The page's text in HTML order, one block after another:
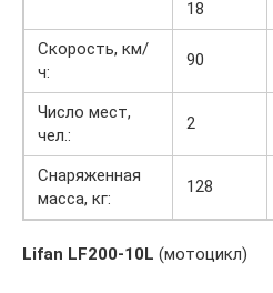
18
Скорость, км/
ч:
90
Число мест,
чел.:
2
Снаряженная
масса, кг:
128
Lifan LF200-10L (мотоцикл)